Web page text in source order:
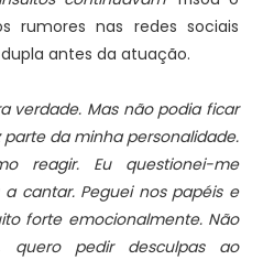
rumores nas redes sociais
antes da atuação.
verdade. Mas não podia ficar
parte da minha personalidade.
reagir. Eu questionei-me
cantar. Peguei nos papéis e
forte emocionalmente. Não
quero pedir desculpas ao